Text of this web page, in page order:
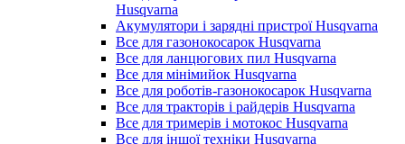
Husqvarna
Акумулятори і зарядні пристрої Husqvarna
Все для газонокосарок Husqvarna
Все для ланцюгових пил Husqvarna
Все для мінімийок Husqvarna
Все для роботів-газонокосарок Husqvarna
Все для тракторів і райдерів Husqvarna
Все для тримерів і мотокос Husqvarna
Все для іншої техніки Husqvarna